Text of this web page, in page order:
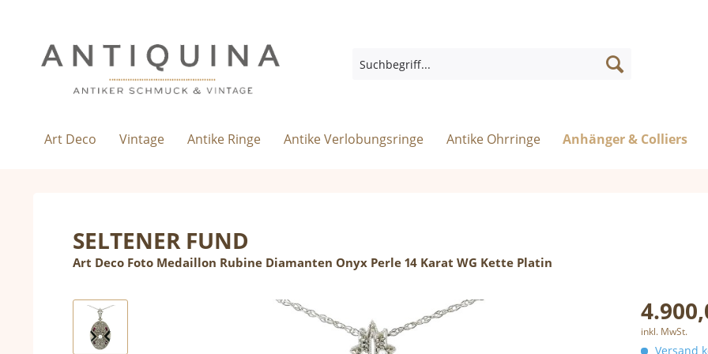
Art Deco Vintage Antike Ringe Antike Verlobungsringe Antike Ohrringe Anhänger & Colliers
SELTENER FUND
Art Deco Foto Medaillon Rubine Diamanten Onyx Perle 14 Karat WG Kette Platin
inkl. MwSt.
Versand